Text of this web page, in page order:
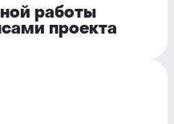
работы
проекта